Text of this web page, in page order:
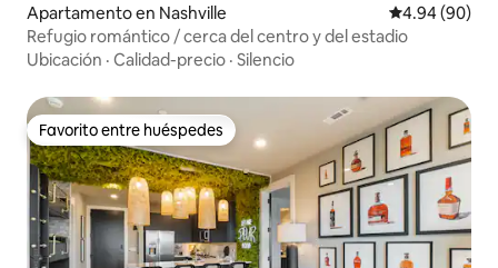
Apartamento en Nashville Calificación
4.94 (90)
Refugio romántico / cerca del centro y del estadio
Ubicación · Calidad-precio · Silencio
Favorito entre huéspedes
Favorito entre huéspedes